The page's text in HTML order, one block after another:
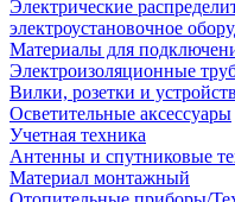
Электрические
электроустановочное
Материалы для
Электроизоляционные
Вилки, розетки и
Осветительные аксессуары
Учетная техника
Антенны и спутниковые
Материал монтажный